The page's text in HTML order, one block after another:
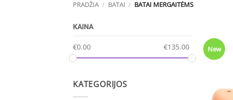
PRADŽIA / BATAI / BATAI MERGAITĖMS
KAINA
€0.00 €135.00
KATEGORIJOS
New